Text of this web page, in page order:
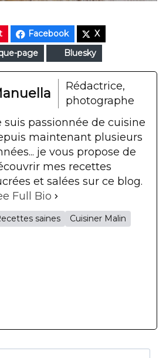
Facebook
X
page Bluesky
Rédactrice,
photographe
suis passionnée de cuisine
maintenant plusieurs
je vous propose de
mes recettes
et salées sur ce blog.
Full Bio
saines Cuisiner Malin